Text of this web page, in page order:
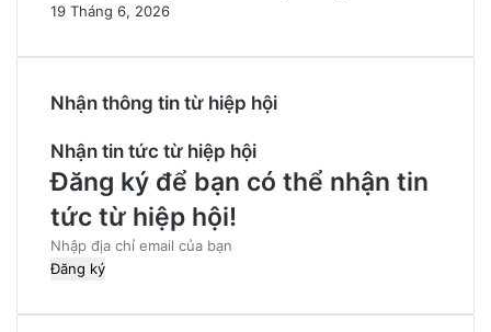
19 Tháng 6, 2026
Nhận thông tin từ hiệp hội
Nhận tin tức từ hiệp hội
Đăng ký để bạn có thể nhận tin
tức từ hiệp hội!
Nhập
địa
email